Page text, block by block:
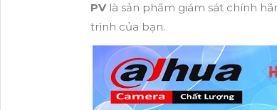
PV là sản phẩm giám sát chính
trình của bạn.